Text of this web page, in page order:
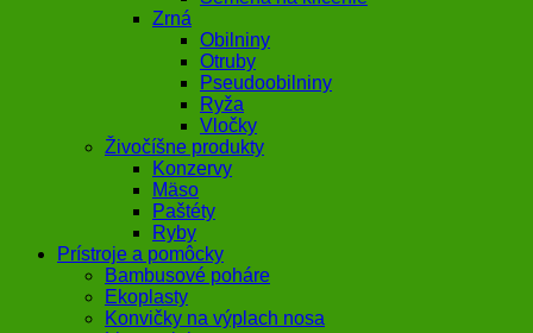
Zrná
Obilniny
Otruby
Pseudoobilniny
Ryža
Vločky
Živočíšne produkty
Konzervy
Mäso
Paštéty
Ryby
Prístroje a pomôcky
Bambusové poháre
Ekoplasty
Konvičky na výplach nosa